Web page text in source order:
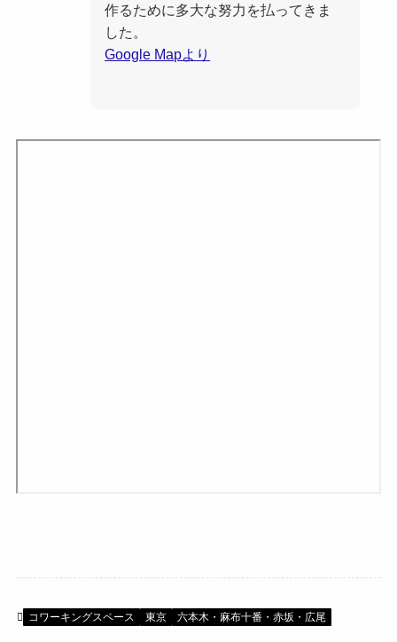
作るために多大な努力を払ってきま
した。
Google Mapより
コワーキングスペース 東京 六本木・麻布十番・赤坂・広尾